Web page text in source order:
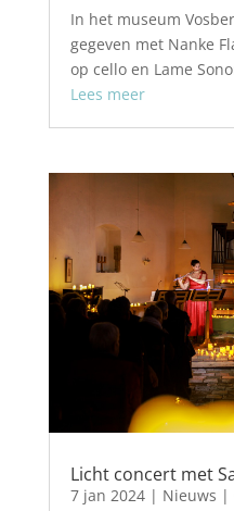
In het museum
gegeven met Nanke
op cello en Lame
Lees meer
Licht concert met
7 jan 2024| Nieuws |